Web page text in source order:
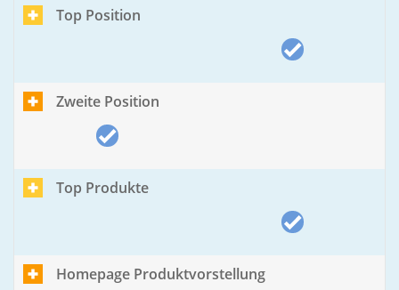
Top Position
Zweite Position
Top Produkte
Homepage Produktvorstellung